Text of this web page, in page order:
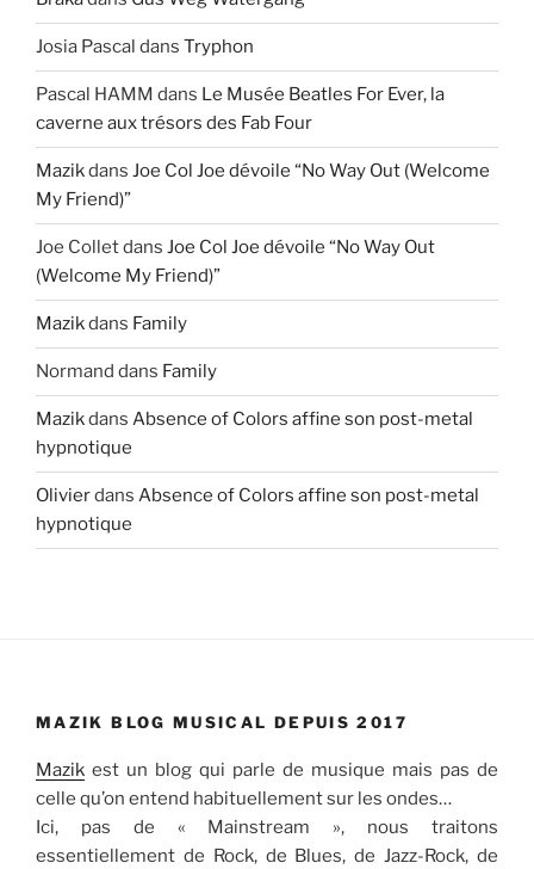
Josia Pascal dans Tryphon
Pascal HAMM dans Le Musée Beatles For Ever, la
caverne aux trésors des Fab Four
Mazikdans Joe Col Joe dévoile “No Way Out (Welcome
My Friend)”
Joe Colletdans Joe Col Joe dévoile “No Way Out
(Welcome My Friend)”
Mazikdans Family
Normand dans Family
Mazikdans Absence of Colors affine son post-metal
hypnotique
Olivierdans Absence of Colors affine son post-metal
hypnotique
MAZIK BLOG MUSICAL DEPUIS 2017
Mazik est un blog qui parle de musique mais pas de
celle qu’on entend habituellement sur les ondes…
Ici, pas de « Mainstream », nous traitons
essentiellement de Rock, de Blues, de Jazz-Rock, de